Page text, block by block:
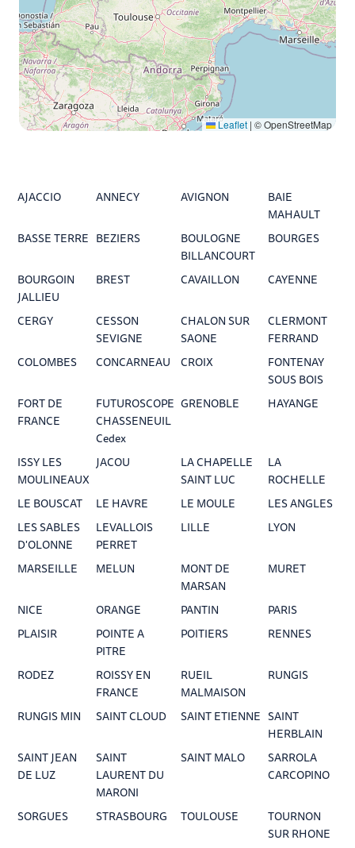
Leaflet | © OpenStreetMap
AJACCIO ANNECY AVIGNON
BAIE
MAHAULT
BASSE TERRE BEZIERS
BOULOGNE
BILLANCOURT
BOURGES
BOURGOIN
JALLIEU
BREST CAVAILLON CAYENNE
CERGY
CESSON
SEVIGNE
CHALON SUR
SAONE
CLERMONT
FERRAND
COLOMBES
CONCARNEAU CROIX
FONTENAY
SOUS BOIS
FORT DE
FRANCE
FUTUROSCOPE
CHASSENEUIL
Cedex
GRENOBLE HAYANGE
ISSY LES
MOULINEAUX
JACOU
LA CHAPELLE
SAINT LUC
LA
ROCHELLE
LE BOUSCAT
LE HAVRE LE MOULE
LES ANGLES
LES SABLES
D'OLONNE
LEVALLOIS
PERRET
LILLE LYON
MARSEILLE MELUN
MONT DE
MARSAN
MURET
NICE ORANGE PANTIN
PARIS
PLAISIR
POINTE A
PITRE
POITIERS RENNES
RODEZ
ROISSY EN
FRANCE
RUEIL
MALMAISON
RUNGIS
RUNGIS MIN SAINT CLOUD SAINT ETIENNE SAINT
HERBLAIN
SAINT JEAN
DE LUZ
SAINT
LAURENT DU
MARONI
SAINT MALO
SARROLA
CARCOPINO
SORGUES STRASBOURG TOULOUSE
TOURNON
SUR RHONE